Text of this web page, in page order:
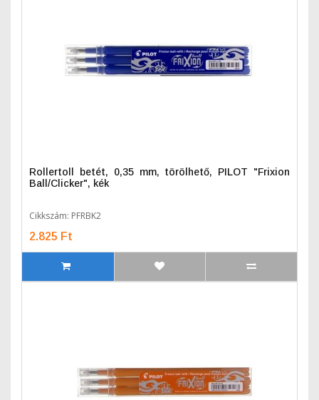
Rollertoll betét, 0,35 mm, törölhető, PILOT "Frixion
Ball/Clicker", kék
Cikkszám: PFRBK2
2.825 Ft